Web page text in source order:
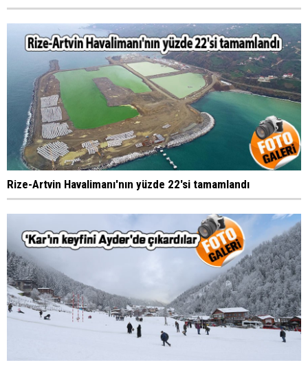
Rize-Artvin Havalimanı'nın yüzde 22'si tamamlandı